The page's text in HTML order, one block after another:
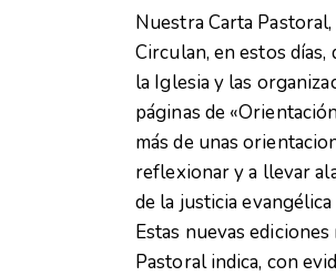
Nuestra Carta
Circulan, en estos
la Iglesia y las
páginas de
más de unas
reflexionar y a llevar
de la justicia
Estas nuevas
Pastoral indica, con